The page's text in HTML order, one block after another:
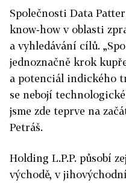
Společnosti Data
know‑how v oblasti
a vyhledávání cílů.
jednoznačně krok
a potenciál indického
se nebojí
jsme zde teprve na
Petráš.
Holding L.P.P. působí
východě, v